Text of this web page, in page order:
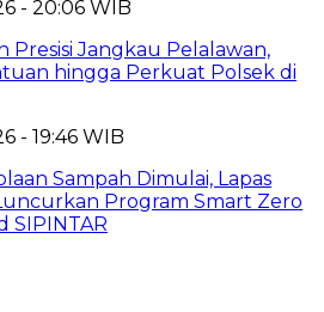
- 20:06 WIB
Presisi Jangkau Pelalawan,
hingga Perkuat Polsek di
- 19:46 WIB
Sampah Dimulai, Lapas
Program Smart Zero
SIPINTAR